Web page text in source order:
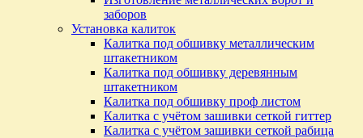
заборов
Установка калиток
Калитка под обшивку металлическим
штакетником
Калитка под обшивку деревянным
штакетником
Калитка под обшивку проф листом
Калитка с учётом зашивки сеткой гиттер
Калитка с учётом зашивки сеткой рабица